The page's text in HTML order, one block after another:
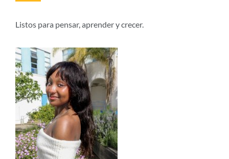
sección
Listos para pensar, aprender y crecer.